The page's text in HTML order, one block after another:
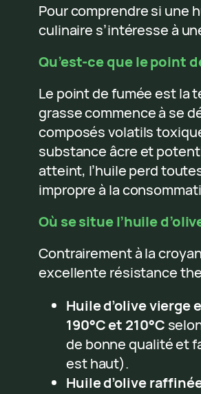
Pour comprendre si une
culinaire s’intéresse à
Qu’est-ce que le point
Le point de fumée est la
grasse commence à se
composés volatils
substance âcre et
atteint, l’huile perd
impropre à la
Où se situe l’huile
Contrairement à la
excellente résistance
Huile d’olive vierge
190°C et 210°C
de bonne qualité et
est haut).
Huile d’olive